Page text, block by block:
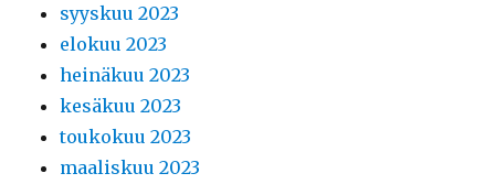
syyskuu 2023
elokuu 2023
heinäkuu 2023
kesäkuu 2023
toukokuu 2023
maaliskuu 2023